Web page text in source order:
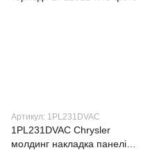
Артикул: 1PL231DVAC
1PL231DVAC Chrysler
молдинг накладка панелі